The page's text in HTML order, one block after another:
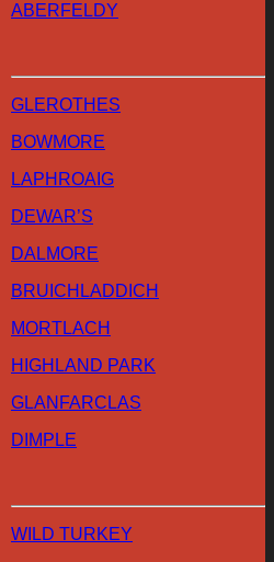
ABERFELDY
GLEROTHES
BOWMORE
LAPHROAIG
DEWAR’S
DALMORE
BRUICHLADDICH
MORTLACH
HIGHLAND PARK
GLANFARCLAS
DIMPLE
WILD TURKEY